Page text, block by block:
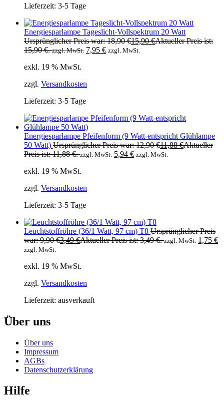
Lieferzeit: 3-5 Tage
Energiesparlampe Tageslicht-Vollspektrum 20 Watt
Ursprünglicher Preis war: 18,90 €15,90€Aktueller Preis ist:
15,90 €. zzgl. MwSt. 7,95 € zzgl. MwSt.
exkl. 19 % MwSt.
zzgl. Versandkosten
Lieferzeit: 3-5 Tage
Energiesparlampe Pfeifenform (9 Watt-entspricht Glühlampe
50 Watt) Ursprünglicher Preis war: 12,90 €11,88€Aktueller
Preis ist: 11,88 €. zzgl. MwSt. 5,94 € zzgl. MwSt.
exkl. 19 % MwSt.
zzgl. Versandkosten
Lieferzeit: 3-5 Tage
Leuchtstoffröhre (36/1 Watt, 97 cm) T8 Ursprünglicher Preis
war: 9,90 €3,49€Aktueller Preis ist: 3,49 €. zzgl. MwSt. 1,75 €
zzgl. MwSt.
exkl. 19 % MwSt.
zzgl. Versandkosten
Lieferzeit: ausverkauft
Über uns
Über uns
Impressum
AGBs
Datenschutzerklärung
Hilfe